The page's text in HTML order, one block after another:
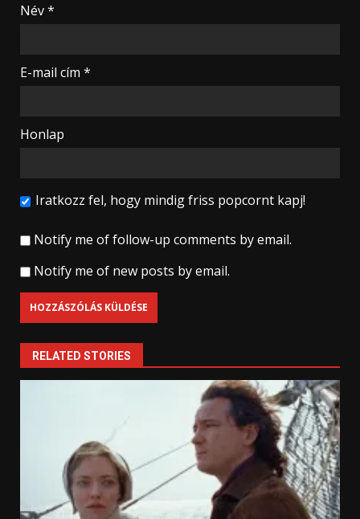
Név*
E-mail cím *
Honlap
Iratkozz fel, hogy mindig friss popcornt kapj!
Notify me of follow-up comments by email.
Notify me of new posts by email.
RELATED STORIES